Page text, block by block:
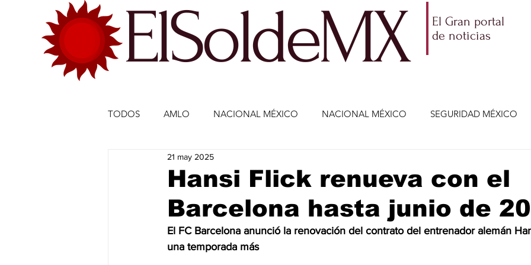
ElSoldeMX
El Gran portal
de noticias
TODOS AMLO NACIONAL MÉXICO NACIONAL MÉXICO SEGURIDAD MÉXICO
ECONOMÍA MÉXICO
DEPORTES DEPORTES CIENCIA Y TECNOLOGÍA ENTRETENIMIENTO VIDA
ESTADOS-POLÍTICA
Hansi Flick renueva con el
Barcelona hasta junio de
21 may 2025
El FC Barcelona anunció la renovación del contrato del entrenador alemán
una temporada más